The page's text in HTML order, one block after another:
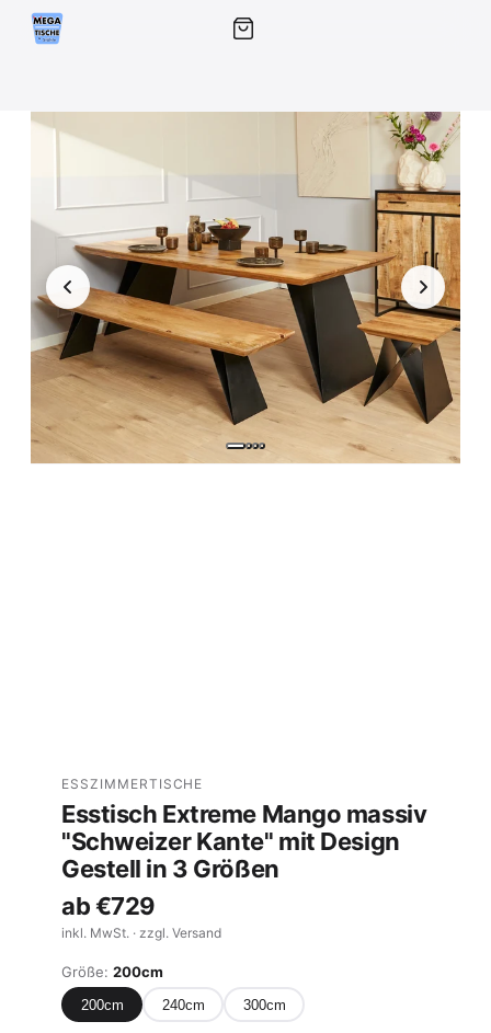
ESSZIMMERTISCHE
Esstisch Extreme Mango massiv
"Schweizer Kante" mit Design
Gestell in 3 Größen
ab€729
inkl. MwSt. · zzgl. Versand
Größe: 200cm
200cm 240cm 300cm